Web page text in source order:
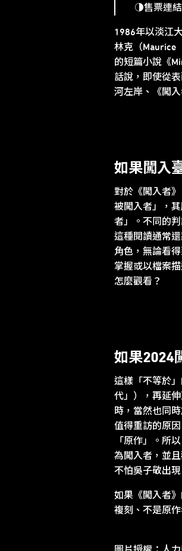
◑售票連結
1986年以淡江
林克（Maurice
的短篇小說《
話說，即使從
河左岸、《闖
如果闖入
對於《闖入者
被闖入者」，
者」。不同的
這種閱讀通常
角色，無論看
掌握或以檔案
怎麼觀看？
如果2024
這樣「不等於
代」），再延
時，當然也同
值得重訪的原
「原作」。所
為闖入者，並
不怕吳子敬出
如果《闖入者
複刻、不是原